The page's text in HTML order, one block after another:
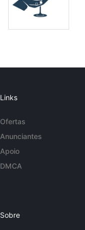
Links
Ofertas
Anunciantes
Apoio
DMCA
Sobre